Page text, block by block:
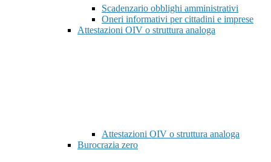
Scadenzario obblighi amministrativi
Oneri informativi per cittadini e imprese
Attestazioni OIV o struttura analoga
Attestazioni OIV o struttura analoga
Burocrazia zero